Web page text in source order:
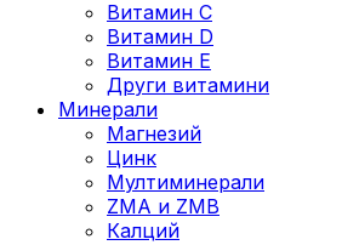
Витамин C
Витамин D
Витамин E
Други витамини
Минерали
Магнезий
Цинк
Мултиминерали
ZMA и ZMB
Калций